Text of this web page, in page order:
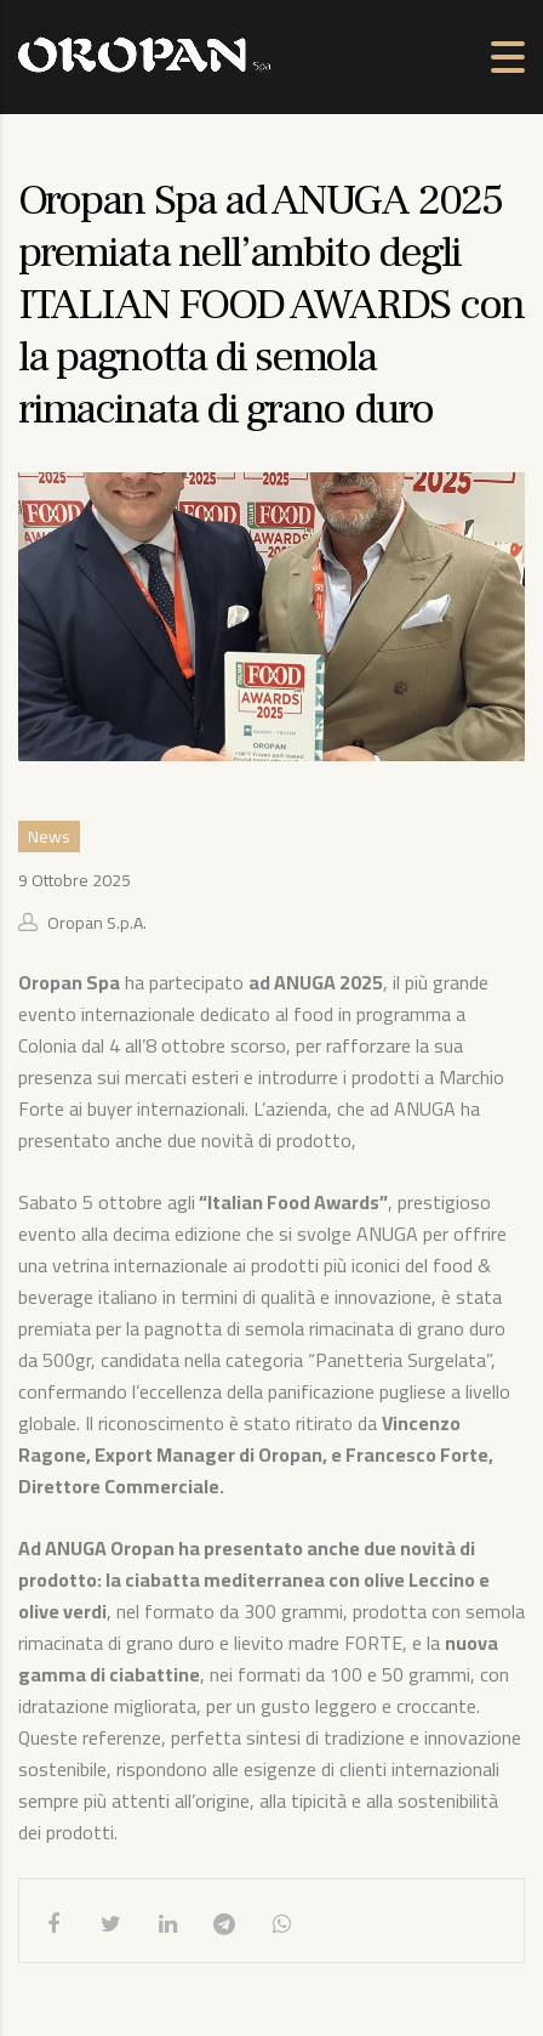
Oropan Spa ad ANUGA 2025
premiata nell’ambito degli
ITALIAN FOOD AWARDS con
la pagnotta di semola
rimacinata di grano duro
News
9 Ottobre 2025
Oropan S.p.A.
Oropan Spaha partecipato ad ANUGA 2025, il più grande
evento internazionale dedicato al food in programma a
Colonia dal 4 all’8 ottobre scorso, per rafforzare la sua
presenza sui mercati esteri e introdurre i prodotti a Marchio
Forte ai buyer internazionali. L’azienda, che ad ANUGA ha
presentato anche due novità di prodotto,
Sabato 5 ottobre agli“Italian Food Awards”, prestigioso
evento alla decima edizione che si svolge ANUGA per offrire
una vetrina internazionale ai prodotti più iconici del food &
beverage italiano in termini di qualità e innovazione, è stata
premiata per la pagnotta di semola rimacinata di grano duro
da 500gr, candidata nella categoria “Panetteria Surgelata”,
confermando l’eccellenza della panificazione pugliese a livello
globale. Il riconoscimento è stato ritirato daVincenzo
Ragone, Export Manager di Oropan, e Francesco Forte,
Direttore Commerciale.
Ad ANUGA Oropan ha presentato anche due novità di
prodotto: la ciabatta mediterranea con olive Leccino e
olive verdi, nel formato da 300 grammi, prodotta con semola
rimacinata di grano duro e lievito madre FORTE, e lanuova
gamma di ciabattine, nei formati da 100 e 50 grammi, con
idratazione migliorata, per un gusto leggero e croccante.
Queste referenze, perfetta sintesi di tradizione e innovazione
sostenibile, rispondono alle esigenze di clienti internazionali
sempre più attenti all’origine, alla tipicità e alla sostenibilità
dei prodotti.